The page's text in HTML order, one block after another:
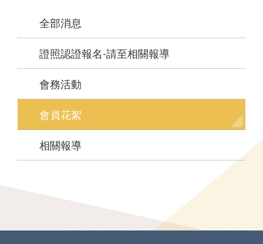
全部消息
證照認證報名-請至相關報導
會務活動
會員花絮
相關報導